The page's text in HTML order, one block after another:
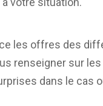
les offres des
renseigner sur
dans le cas